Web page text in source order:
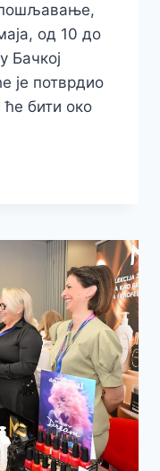
од 10 до
Бачкој
је потврдио
бити око